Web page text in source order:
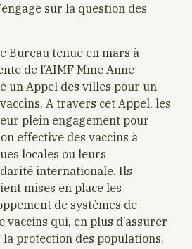
sur la question des
Bureau tenue en mars à
de l’AIMF Mme Anne
un Appel des villes pour un
A travers cet Appel, les
plein engagement pour
effective des vaccins à
locales ou leurs
internationale. Ils
mises en place les
de systèmes de
vaccins qui, en plus d’assurer
protection des populations,